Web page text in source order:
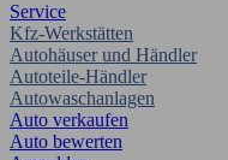
Service
Kfz-Werkstätten
Autohäuser und Händler
Autoteile-Händler
Autowaschanlagen
Auto verkaufen
Auto bewerten